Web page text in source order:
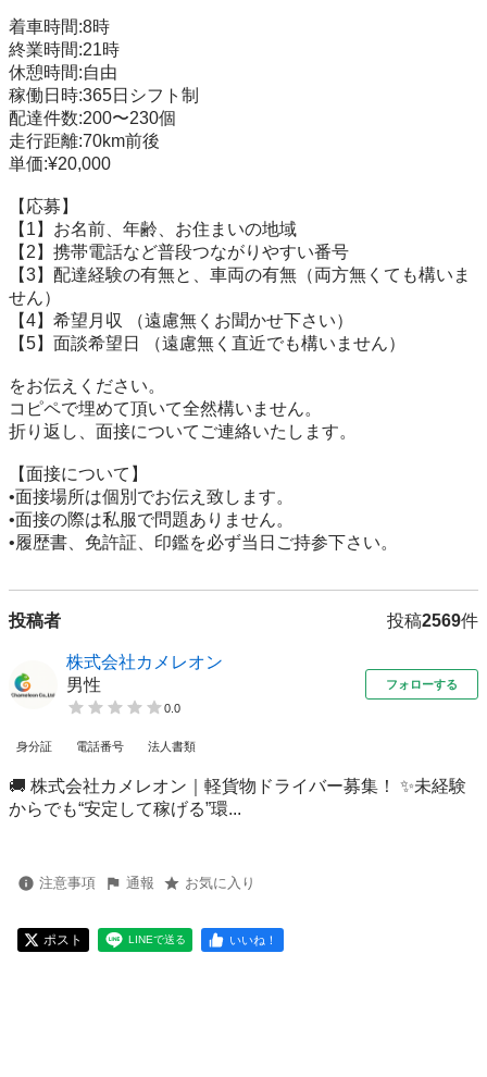
着車時間:8時
終業時間:21時
休憩時間:自由
稼働日時:365日シフト制
配達件数:200〜230個
走行距離:70km前後
単価:¥20,000
【応募】
【1】お名前、年齢、お住まいの地域
【2】携帯電話など普段つながりやすい番号
【3】配達経験の有無と、車両の有無（両方無くても構いま
せん）
【4】希望月収 （遠慮無くお聞かせ下さい）
【5】面談希望日 （遠慮無く直近でも構いません）
をお伝えください。
コピペで埋めて頂いて全然構いません。
折り返し、面接についてご連絡いたします。
【面接について】
•面接場所は個別でお伝え致します。
•面接の際は私服で問題ありません。
•履歴書、免許証、印鑑を必ず当日ご持参下さい。
投稿者 投稿2569件
株式会社カメレオン
男性
0.0
フォローする
身分証 電話番号 法人書類
🚚 株式会社カメレオン｜軽貨物ドライバー募集！ ✨未経験
からでも“安定して稼げる”環...
注意事項 通報 お気に入り
ポスト LINEで送る いいね！